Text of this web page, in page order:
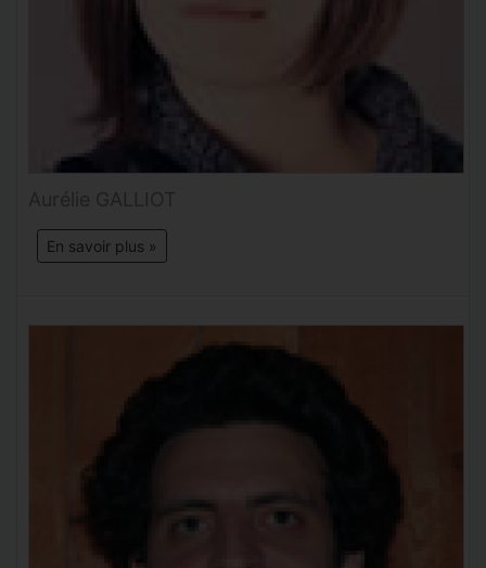
Aurélie GALLIOT
En savoir plus »